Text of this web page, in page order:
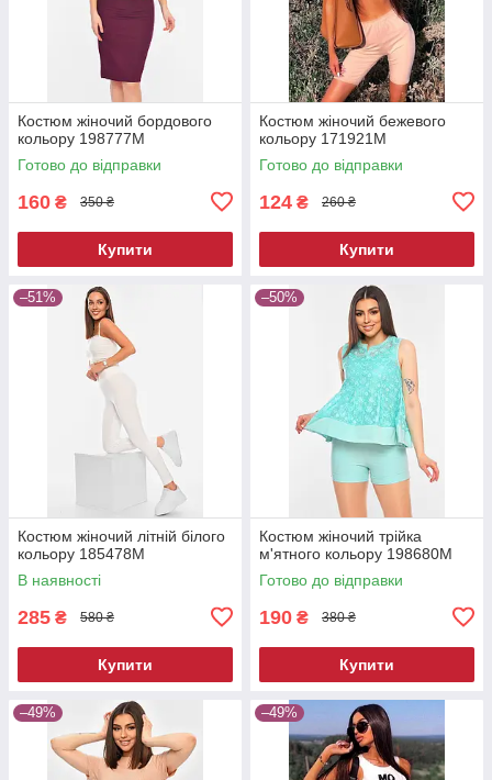
Костюм жіночий бордового
кольору 198777M
Готово до відправки
160 ₴ 350 ₴
Купити
Костюм жіночий бежевого
кольору 171921M
Готово до відправки
124 ₴ 260 ₴
Купити
–51%
Костюм жіночий літній білого
кольору 185478M
В наявності
285 ₴ 580 ₴
Купити
–50%
Костюм жіночий трійка
м'ятного кольору 198680M
Готово до відправки
190 ₴ 380 ₴
Купити
–49% –49%